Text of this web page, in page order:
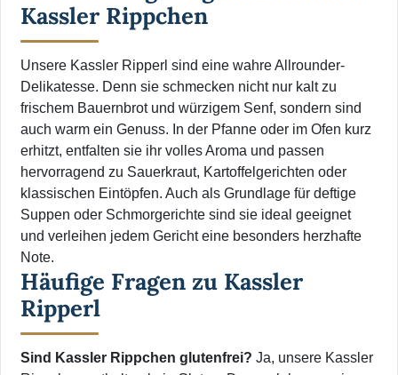
Kassler Rippchen
Unsere Kassler Ripperl sind eine wahre Allrounder-
Delikatesse. Denn sie schmecken nicht nur kalt zu
frischem Bauernbrot und würzigem Senf, sondern sind
auch warm ein Genuss. In der Pfanne oder im Ofen kurz
erhitzt, entfalten sie ihr volles Aroma und passen
hervorragend zu Sauerkraut, Kartoffelgerichten oder
klassischen Eintöpfen. Auch als Grundlage für deftige
Suppen oder Schmorgerichte sind sie ideal geeignet
und verleihen jedem Gericht eine besonders herzhafte
Note.
Häufige Fragen zu Kassler
Ripperl
Sind Kassler Rippchen glutenfrei? Ja, unsere Kassler